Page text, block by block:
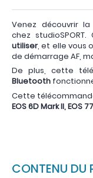
Venez découvrir la
chez
utiliser, et elle vous
de démarrage AF,
De plus, cette
Bluetooth
Cette
EOS 6D Mark II, EOS
CONTENU